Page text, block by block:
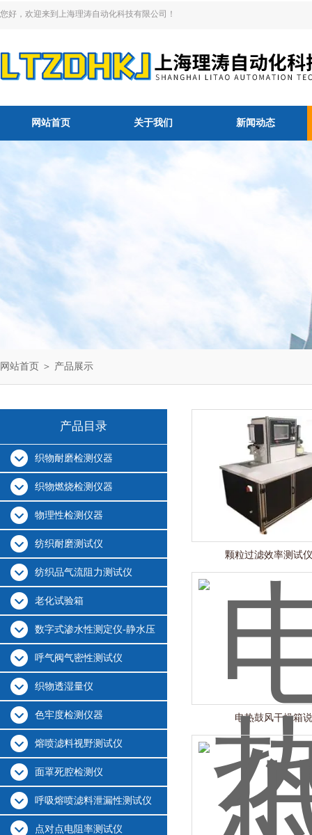
您好，欢迎来到上海理涛自动化科技有限公司！
网站首页 关于我们 新闻动态
网站首页 ＞ 产品展示
产品目录
织物耐磨检测仪器
织物燃烧检测仪器
物理性检测仪器
纺织耐磨测试仪
纺织品气流阻力测试仪
老化试验箱
数字式渗水性测定仪-静水压
呼气阀气密性测试仪
织物透湿量仪
色牢度检测仪器
熔喷滤料视野测试仪
面罩死腔检测仪
呼吸熔喷滤料泄漏性测试仪
点对点电阻率测试仪
颗粒过滤效率测试
电热鼓风干燥箱